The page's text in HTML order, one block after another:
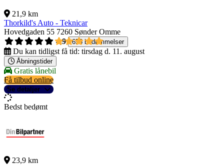
21,9 km
Thorkild's Auto - Teknicar
Hovedgaden 55 7260 Sønder Omme
4,9
656 bedømmelser
Du kan tidligst få tid: tirsdag d. 11. august
Åbningstider
Gratis lånebil
Få tilbud online
Se detaljer
Bedst bedømt
23,9 km